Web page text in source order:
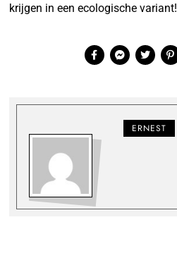
krijgen in een ecologische variant!
ERNEST